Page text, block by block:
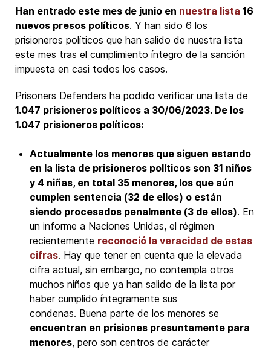
Han entrado este mes de junio en nuestra lista 16
nuevos presos políticos. Y han sido 6 los
prisioneros políticos que han salido de nuestra lista
este mes tras el cumplimiento íntegro de la sanción
impuesta en casi todos los casos.
Prisoners Defenders ha podido verificar una lista de
1.047 prisioneros políticos a 30/06/2023. De los
1.047 prisioneros políticos:
Actualmente los menores que siguen estando
en la lista de prisioneros políticos son 31 niños
y 4 niñas, en total 35 menores, los que aún
cumplen sentencia (32 de ellos) o están
siendo procesados penalmente (3 de ellos). En
un informe a Naciones Unidas, el régimen
recientemente reconoció la veracidad de estas
cifras. Hay que tener en cuenta que la elevada
cifra actual, sin embargo, no contempla otros
muchos niños que ya han salido de la lista por
haber cumplido íntegramente sus
condenas. Buena parte de los menores se
encuentran en prisiones presuntamente para
menores, pero son centros de carácter